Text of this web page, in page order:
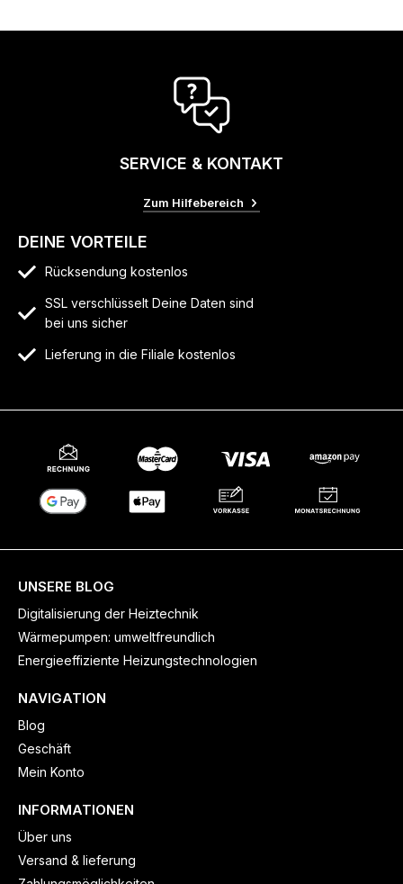
SERVICE & KONTAKT
Zum Hilfebereich
DEINE VORTEILE
Rücksendung kostenlos
SSL verschlüsselt Deine Daten sind
bei uns sicher
Lieferung in die Filiale kostenlos
UNSERE BLOG
Digitalisierung der Heiztechnik
Wärmepumpen: umweltfreundlich
Energieeffiziente Heizungstechnologien
NAVIGATION
Blog
Geschäft
Mein Konto
INFORMATIONEN
Über uns
Versand & lieferung